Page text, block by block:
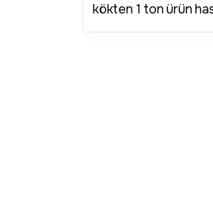
kökten 1 ton ürün